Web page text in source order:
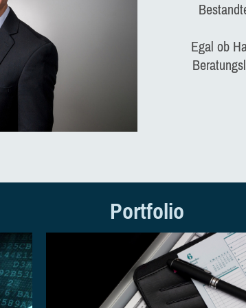
Egal ob
Portfolio